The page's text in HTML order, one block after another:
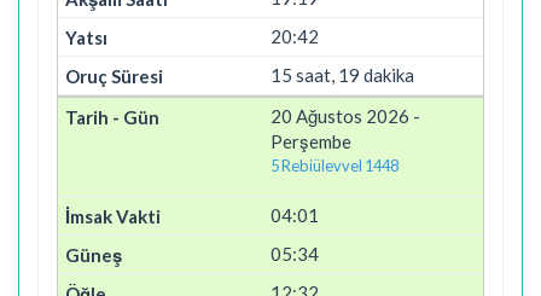
20:42
15 saat, 19 dakika
20 Ağustos 2026 -
Perşembe
5 Rebiülevvel 1448
04:01
05:34